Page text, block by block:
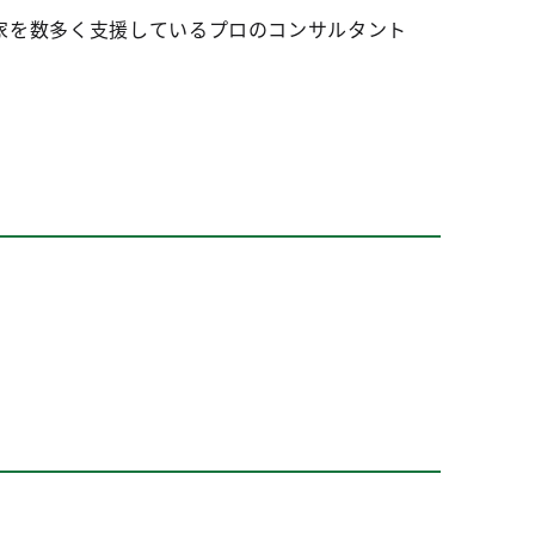
数多く支援しているプロのコンサルタント